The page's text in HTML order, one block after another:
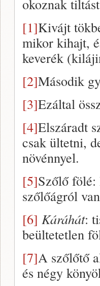
okoznak
[1]Kivájt
mikor kihajt,
keverék
[2]Második
[3]Ezáltal
[4]Elszáradt
csak ültetni,
növénnyel.
[5]Szőlő fölé:
szőlőágról
[6] Káráhát:
beültetetlen
[7]A szőlőtő
és négy